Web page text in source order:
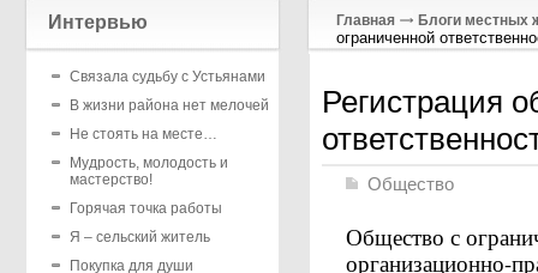
Интервью
Связала судьбу с Устьянами
В жизни района нет мелочей
Не стоять на месте…
Мудрость, молодость и
мастерство!
Горячая точка работы
Я – сельский житель
Покупка для души
Главная Блоги местных
ограниченной
Регистрация
Общество
Общество с
организационно-